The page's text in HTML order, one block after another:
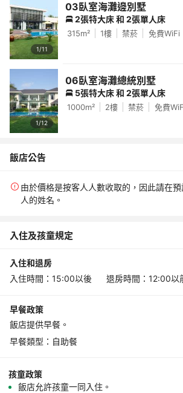
1/11
03臥室海灘邊別墅
2張特大床 和 2張單人床
315m² 1樓 禁菸 免費WiFi
1/12
06臥室海灘總統別墅
5張特大床 和 2張單人床
1000m² 2樓 禁菸 免費
飯店公告
由於價格是按客人人數收取的，因此請在
人的姓名。
入住及孩童規定
入住和退房
入住時間：15:00以後 退房時間：12:00以
早餐政策
飯店提供早餐。
早餐類型：自助餐
孩童政策
飯店允許孩童一同入住。